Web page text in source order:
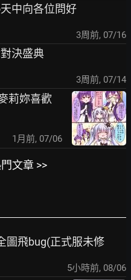
中向各位問好
3周前, 07/16
決盛典
3周前, 07/14
莉妳喜歡
1月前, 07/06
文章 >>
圖飛bug(正式服未修
5小時前, 08/06